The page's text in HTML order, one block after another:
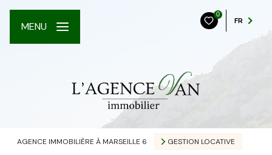
0
FR
MENU
AGENCE IMMOBILIÈRE À MARSEILLE 6 GESTION LOCATIVE